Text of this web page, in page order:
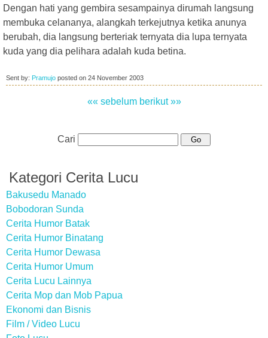
Dengan hati yang gembira sesampainya dirumah langsung
membuka celananya, alangkah terkejutnya ketika anunya
berubah, dia langsung berteriak ternyata dia lupa ternyata
kuda yang dia pelihara adalah kuda betina.
Sent by: Pramujo posted on 24 November 2003
«« sebelum berikut »»
Cari
Kategori Cerita Lucu
Bakusedu Manado
Bobodoran Sunda
Cerita Humor Batak
Cerita Humor Binatang
Cerita Humor Dewasa
Cerita Humor Umum
Cerita Lucu Lainnya
Cerita Mop dan Mob Papua
Ekonomi dan Bisnis
Film / Video Lucu